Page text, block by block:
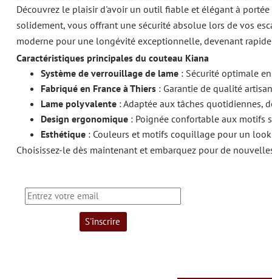
Découvrez le plaisir d'avoir un outil fiable et élégant à
solidement, vous offrant une sécurité absolue lors de vos
moderne pour une longévité exceptionnelle, devenant
Caractéristiques principales du couteau Kiana
Système de verrouillage de lame : Sécurité optimale
Fabriqué en France à Thiers : Garantie de qualité
Lame polyvalente : Adaptée aux tâches quotidiennes,
Design ergonomique : Poignée confortable aux motifs
Esthétique : Couleurs et motifs coquillage pour un
Choisissez-le dès maintenant et embarquez pour de